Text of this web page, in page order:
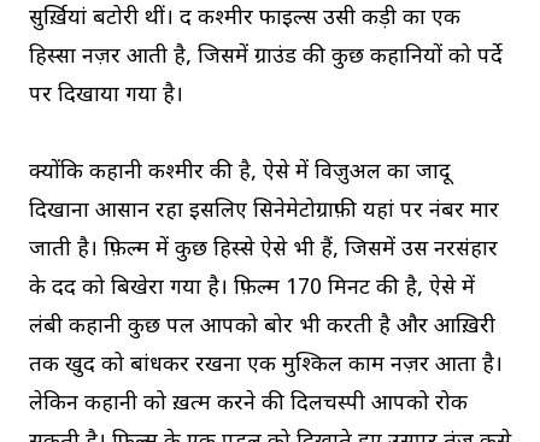
सुर्ख़ियां बटोरी थीं। द कश्मीर फाइल्स उसी कड़ी का एक
हिस्सा नज़र आती है, जिसमें ग्राउंड की कुछ कहानियों को पर्दे
पर दिखाया गया है।
क्योंकि कहानी कश्मीर की है, ऐसे में विज़ुअल का जादू
दिखाना आसान रहा इसलिए सिनेमेटोग्राफ़ी यहां पर नंबर मार
जाती है। फ़िल्म में कुछ हिस्से ऐसे भी हैं, जिसमें उस नरसंहार
के दर्द को बिखेरा गया है। फ़िल्म 170 मिनट की है, ऐसे में
लंबी कहानी कुछ पल आपको बोर भी करती है और आख़िरी
तक खुद को बांधकर रखना एक मुश्किल काम नज़र आता है।
लेकिन कहानी को ख़त्म करने की दिलचस्पी आपको रोक